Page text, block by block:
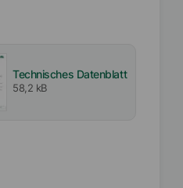
Technisches Datenblatt
58,2 kB